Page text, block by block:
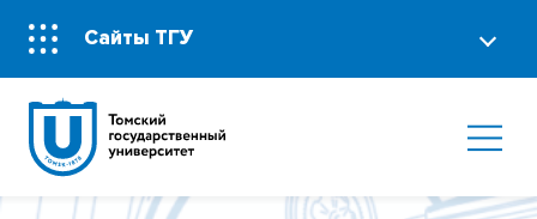
Сайты ТГУ